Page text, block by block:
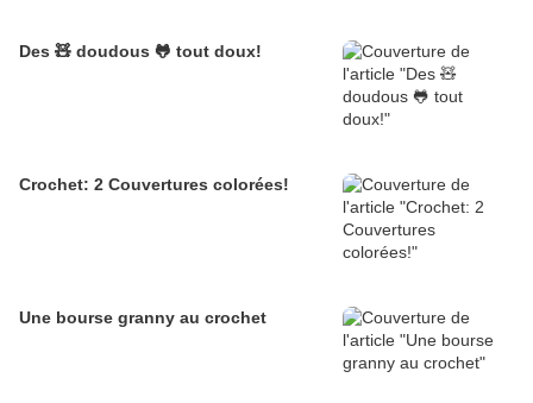
Des 🧸 doudous 🐸 tout doux!
Crochet: 2 Couvertures colorées!
Une bourse granny au crochet